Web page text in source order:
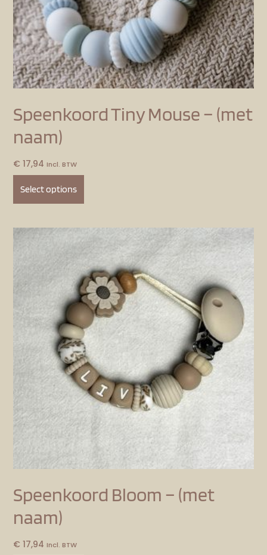
Speenkoord Tiny Mouse – (met
naam)
€ 17,94 Incl. BTW
Select options
Speenkoord Bloom – (met
naam)
€ 17,94 Incl. BTW